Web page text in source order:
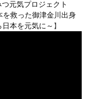
元気プロジェクト
を救った御津金川出身
本を元気に～ 】